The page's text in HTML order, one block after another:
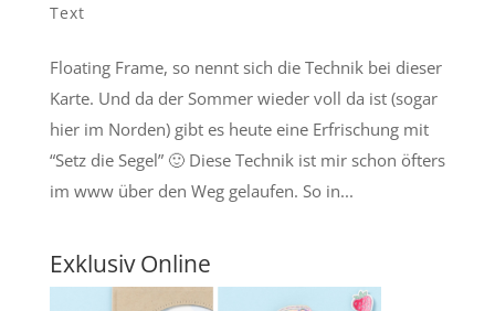
Text
Floating Frame, so nennt sich die Technik bei dieser
Karte. Und da der Sommer wieder voll da ist (sogar
hier im Norden) gibt es heute eine Erfrischung mit
“Setz die Segel” 🙂 Diese Technik ist mir schon öfters
im www über den Weg gelaufen. So in...
Exklusiv Online